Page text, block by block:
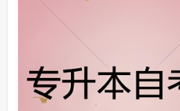
成人初中学历怎么提升中专学历啊